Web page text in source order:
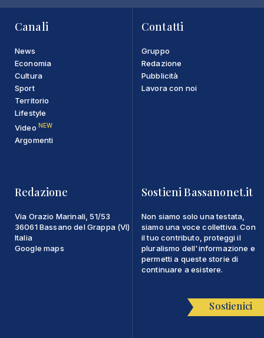
Canali
News
Economia
Cultura
Sport
Territorio
Lifestyle
Video NEW
Argomenti
Contatti
Gruppo
Redazione
Pubblicità
Lavora con noi
Redazione
Via Orazio Marinali, 51/53
36061 Bassano del Grappa (VI)
Italia
Google maps
Sostieni Bassanonet.it
Non siamo solo una testata,
siamo una voce collettiva. Con
il tuo contributo, proteggi il
pluralismo dell'informazione e
permetti a queste storie di
continuare a esistere.
Sostienici